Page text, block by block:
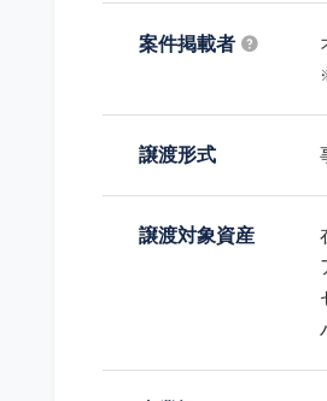
案件掲載者
譲渡形式
譲渡対象資産